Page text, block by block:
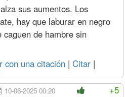
4056 449 2768
3748 407 2837
3450 397 2944
3711 403 2809
sus aumentos. Los
hay que laburar en negro
de hambre sin
con una citación | Citar |
+5
10-06-2025 00:20